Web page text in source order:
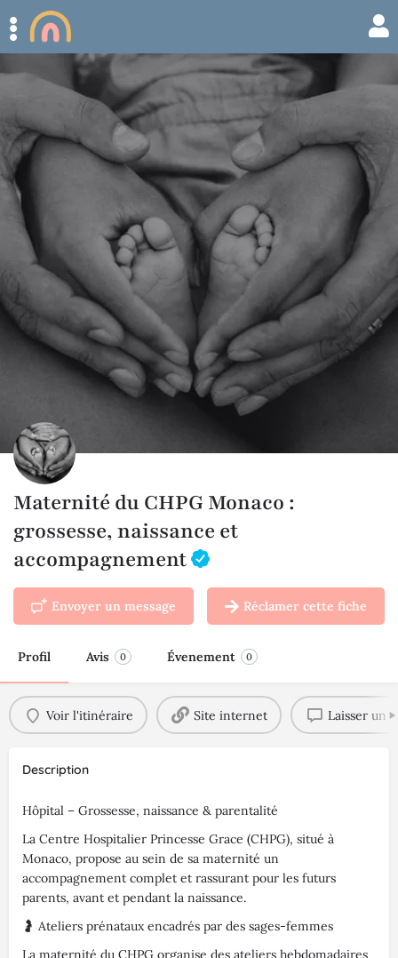
Maternité du CHPG Monaco :
grossesse, naissance et
accompagnement
Envoyer un message Réclamer cette fiche
Profil Avis 0 Évenement 0
Voir l'itinéraire Site internet Laisser un
Description
Hôpital – Grossesse, naissance & parentalité
La Centre Hospitalier Princesse Grace (CHPG), situé à
Monaco, propose au sein de sa maternité un
accompagnement complet et rassurant pour les futurs
parents, avant et pendant la naissance.
🤰 Ateliers prénataux encadrés par des sages-femmes
La maternité du CHPG organise des ateliers hebdomadaires